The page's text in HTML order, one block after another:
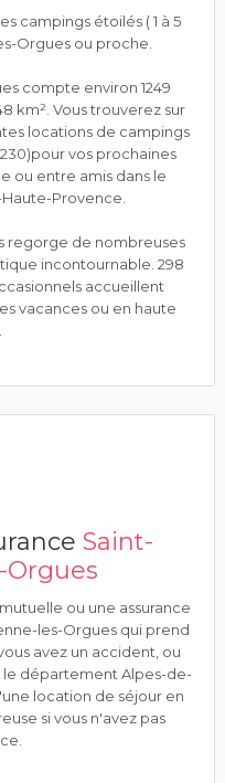
campings étoilés ( 1 à 5
Orgues ou proche.
compte environ 1249
km². Vous trouverez sur
locations de campings
vos prochaines
ou entre amis dans le
Provence.
regorge de nombreuses
incontournable. 298
accueillent
vacances ou en haute
Saint-
Orgues
ou une assurance
les-Orgues qui prend
avez un accident, ou
département Alpes-de-
location de séjour en
si vous n'avez pas